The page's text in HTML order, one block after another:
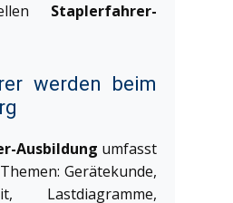
Staplerfahrer-
werden beim
Ausbildung umfasst
Gerätekunde,
Lastdiagramme,